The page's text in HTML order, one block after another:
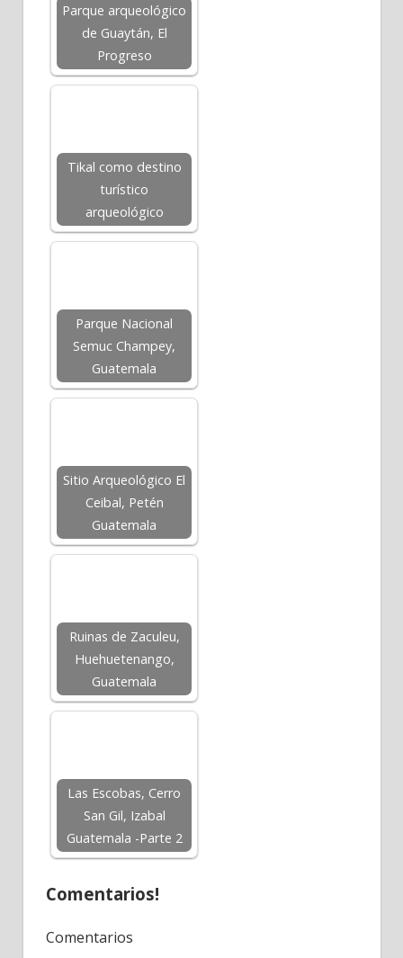
Parque arqueológico
de Guaytán, El
Progreso
Tikal como destino
turístico
arqueológico
Parque Nacional
Semuc Champey,
Guatemala
Sitio Arqueológico El
Ceibal, Petén
Guatemala
Ruinas de Zaculeu,
Huehuetenango,
Guatemala
Las Escobas, Cerro
San Gil, Izabal
Guatemala -Parte 2
Comentarios!
Comentarios